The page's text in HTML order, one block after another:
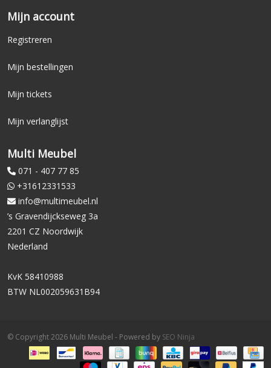
Mijn account
Registreren
Mijn bestellingen
Mijn tickets
Mijn verlanglijst
Multi Meubel
071 - 407 77 85
+31612331533
info@multimeubel.nl
’s Gravendijckseweg 3a
2201 CZ Noordwijk
Nederland
KvK 58410988
BTW NL002059631B94
© Copyright 2026 Multi Meubel - Powered by SEO Ninja